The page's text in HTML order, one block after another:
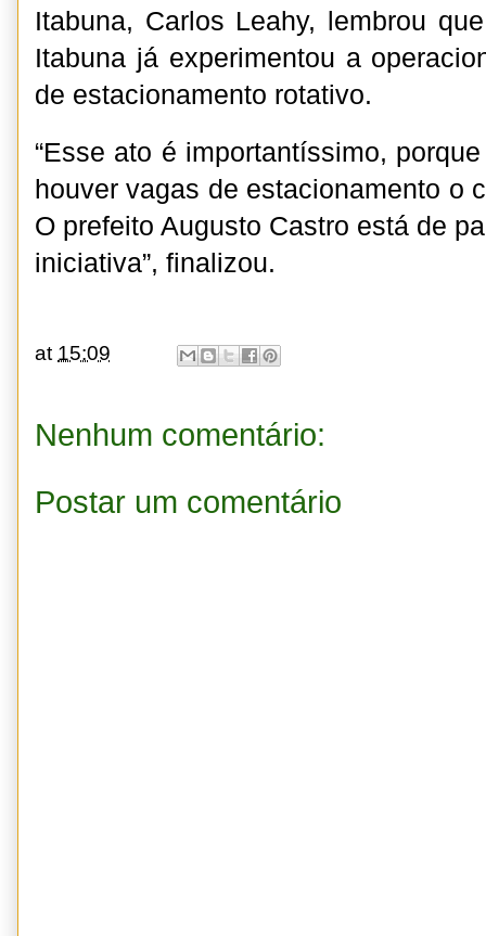
Itabuna, Carlos Leahy, lembrou
Itabuna já experimentou a
de estacionamento rotativo.
“Esse ato é importantíssimo,
houver vagas de estacionamento o
O prefeito Augusto Castro está de
iniciativa”, finalizou.
at 15:09
Nenhum comentário:
Postar um comentário